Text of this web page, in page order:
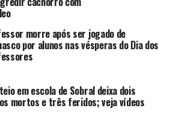
morre após ser jogado de
por alunos nas vésperas do Dia dos
em escola de Sobral deixa dois
mortos e três feridos; veja vídeos